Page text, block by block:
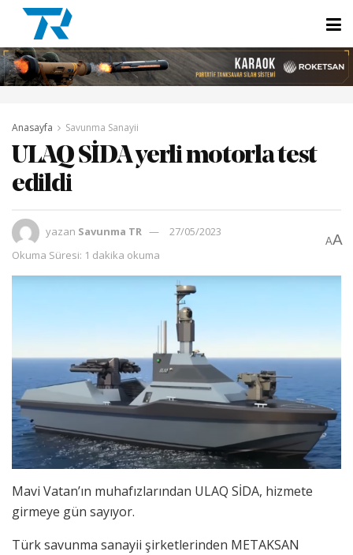
Anasayfa Savunma Sanayii
ULAQ SİDA yerli motorla test
edildi
yazan Savunma TR
27/05/2023
Okuma Süresi: 1 dakika okuma
AA
Mavi Vatan’ın muhafızlarından ULAQ SİDA, hizmete
girmeye gün sayıyor.
Türk savunma sanayii şirketlerinden METAKSAN